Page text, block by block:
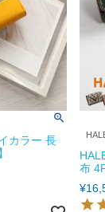
カラー 長
布
¥